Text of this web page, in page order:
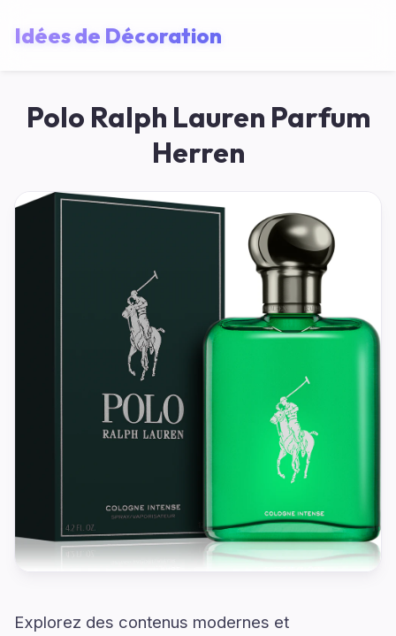
Idées de Décoration
Polo Ralph Lauren Parfum
Herren
Explorez des contenus modernes et